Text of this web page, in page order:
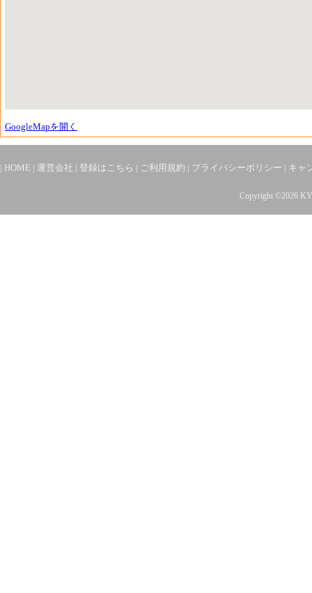
GoogleMapを開く
| HOME | 運営会社 | 登録はこちら | ご利用規約 | プライバシーポリシー | キャ
Copyright ©2026